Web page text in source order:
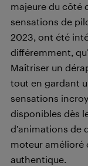
majeure du côté
sensations de
2023, ont été
différemment,
Maîtriser un
tout en gardant
sensations
disponibles dès
d’animations de
moteur amélioré
authentique.